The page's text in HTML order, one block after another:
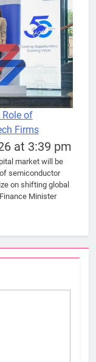
of
Firms
at 3:39 pm
market will be
semiconductor
on shifting global
Minister